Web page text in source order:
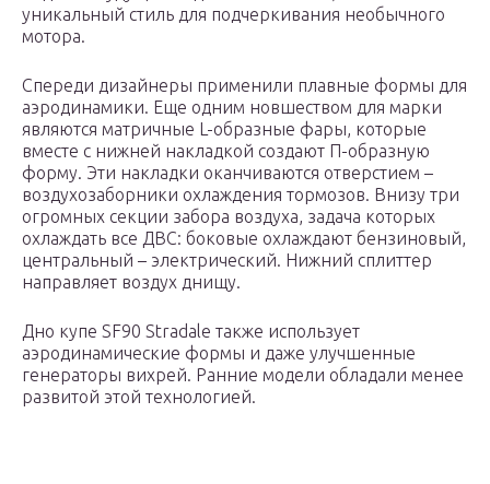
уникальный стиль для подчеркивания необычного
мотора.
Спереди дизайнеры применили плавные формы для
аэродинамики. Еще одним новшеством для марки
являются матричные L-образные фары, которые
вместе с нижней накладкой создают П-образную
форму. Эти накладки оканчиваются отверстием –
воздухозаборники охлаждения тормозов. Внизу три
огромных секции забора воздуха, задача которых
охлаждать все ДВС: боковые охлаждают бензиновый,
центральный – электрический. Нижний сплиттер
направляет воздух днищу.
Дно купе SF90 Stradale также использует
аэродинамические формы и даже улучшенные
генераторы вихрей. Ранние модели обладали менее
развитой этой технологией.